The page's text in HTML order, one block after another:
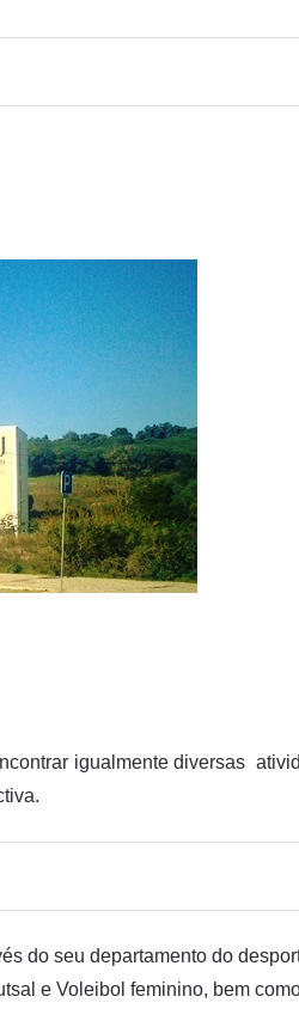
igualmente diversas
do seu departamento do
e Voleibol feminino, bem